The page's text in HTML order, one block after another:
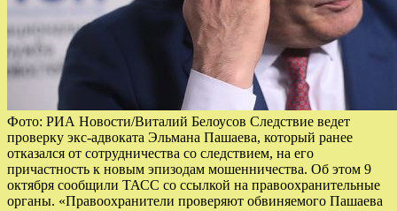
Фото: РИА Новости/Виталий Белоусов Следствие ведет
проверку экс-адвоката Эльмана Пашаева, который ранее
отказался от сотрудничества со следствием, на его
причастность к новым эпизодам мошенничества. Об этом 9
октября сообщили ТАСС со ссылкой на правоохранительные
органы. «Правоохранители проверяют обвиняемого Пашаева